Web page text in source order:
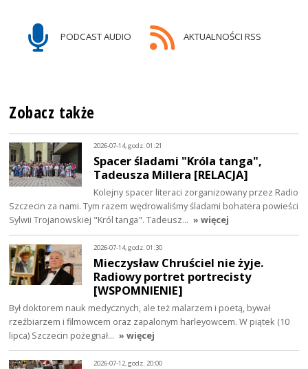
PODCAST AUDIO AKTUALNOŚCI RSS
Zobacz także
2026-07-14, godz. 01:21
Spacer śladami "Króla tanga",
Tadeusza Millera [RELACJA]
Kolejny spacer literaci zorganizowany przez Radio
Szczecin za nami. Tym razem wędrowaliśmy śladami bohatera powieści
Sylwii Trojanowskiej "Król tanga". Tadeusz… » więcej
2026-07-14, godz. 01:30
Mieczysław Chruściel nie żyje.
Radiowy portret portrecisty
[WSPOMNIENIE]
Był doktorem nauk medycznych, ale też malarzem i poetą, bywał
rzeźbiarzem i filmowcem oraz zapalonym harleyowcem. W piątek (10
lipca) Szczecin pożegnał… » więcej
2026-07-12, godz. 20:00